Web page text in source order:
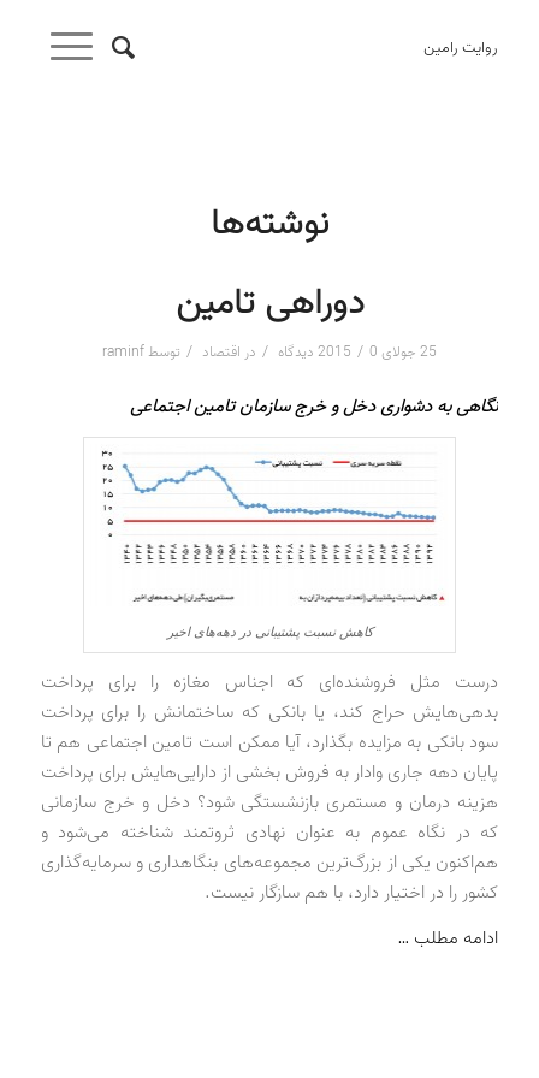
روایت رامین
نوشته‌ها
دوراهی تامین
25 جولای 2015 / 0 دیدگاه / در اقتصاد / توسط raminf
نگاهی به دشواری دخل و خرج سازمان تامین اجتماعی
کاهش نسبت پشتیبانی در دهه‌های اخیر
درست مثل فروشنده‌ای که اجناس مغازه را برای پرداخت
بدهی‌هایش حراج کند، یا بانکی که ساختمانش را برای پرداخت
سود بانکی به مزایده بگذارد، آیا ممکن است تامین اجتماعی هم تا
پایان دهه جاری وادار به فروش بخشی از دارایی‌هایش برای پرداخت
هزینه درمان و مستمری بازنشستگی شود؟ دخل و خرج سازمانی
که در نگاه عموم به عنوان نهادی ثروتمند شناخته می‌شود و
هم‌اکنون یکی از بزرگ‌ترین مجموعه‌های بنگاهداری و سرمایه‌گذاری
کشور را در اختیار دارد، با هم سازگار نیست.
ادامه مطلب …